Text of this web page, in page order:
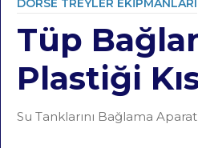
DORSE TREYLER EKIPMANLARI
Category
Tüp
Plastiği
Su Tanklarını Bağlama